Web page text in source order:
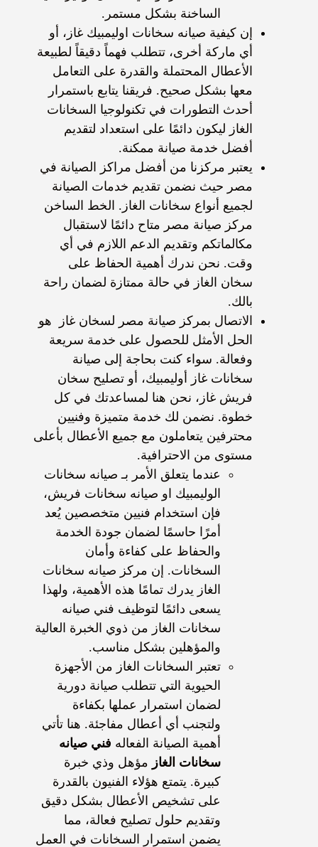
الساخنة بشكل مستمر.
إن كيفية صيانه سخانات اوليمبيك غاز، أو
أي ماركة أخرى، تتطلب فهماً دقيقاً لطبيعة
الأعطال المحتملة والقدرة على التعامل
معها بشكل صحيح. فريقنا يتابع باستمرار
أحدث التطورات في تكنولوجيا السخانات
الغاز ليكون دائمًا على استعداد لتقديم
أفضل خدمة صيانة ممكنة.
يعتبر مركزنا من أفضل مراكز الصيانة في
مصر حيث نضمن تقديم خدمات الصيانة
لجميع أنواع سخانات الغاز. الخط الساخن
مركز صيانة مصر متاح دائمًا لاستقبال
مكالماتكم وتقديم الدعم اللازم في أي
وقت. نحن ندرك أهمية الحفاظ على
سخان الغاز في حالة ممتازة لضمان راحة
بالك.
الاتصال بمركز صيانة مصر لسخان غاز هو
الحل الأمثل للحصول على خدمة سريعة
وفعالة. سواء كنت بحاجة إلى صيانة
سخانات غاز أوليمبيك، أو تصليح سخان
فريش غاز، نحن هنا لمساعدتك في كل
خطوة. نضمن لك خدمة متميزة وفنيين
محترفين يتعاملون مع جميع الأعطال بأعلى
مستوى من الاحترافية.
عندما يتعلق الأمر بـ صيانه سخانات
الوليمبيك او صيانه سخانات فريش،
فإن استخدام فنيين متخصصين يُعد
أمرًا حاسمًا لضمان جودة الخدمة
والحفاظ على كفاءة وأمان
السخانات. إن مركز صيانه سخانات
الغاز يدرك تمامًا هذه الأهمية، ولهذا
يسعى دائمًا لتوظيف فني صيانه
سخانات الغاز من ذوي الخبرة العالية
والمؤهلين بشكل مناسب.
تعتبر السخانات الغاز من الأجهزة
الحيوية التي تتطلب صيانة دورية
لضمان استمرار عملها بكفاءة
ولتجنب أي أعطال مفاجئة. هنا تأتي
أهمية الصيانة الفعاله فني صيانه
سخانات الغاز مؤهل وذي خبرة
كبيرة. يتمتع هؤلاء الفنيون بالقدرة
على تشخيص الأعطال بشكل دقيق
وتقديم حلول تصليح فعالة، مما
يضمن استمرار السخانات في العمل